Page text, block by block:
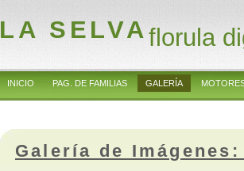
LA SELVAflorula
INICIO PAG. DE FAMILIAS GALERÍA
Galería de